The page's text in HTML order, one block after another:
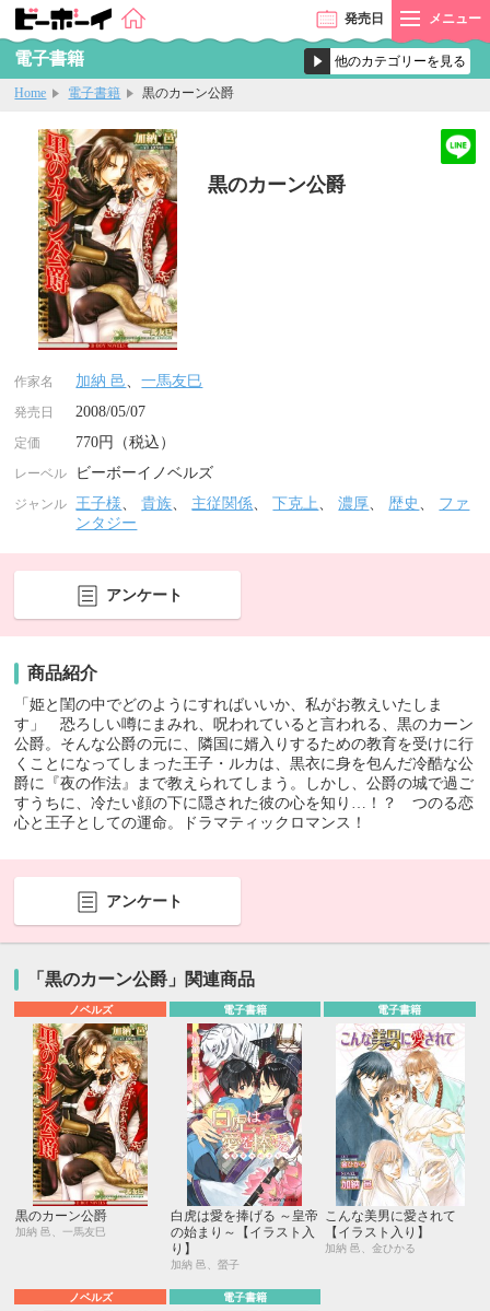
発売日 メニュー
電子書籍
Home 電子書籍 黒のカーン公爵
黒のカーン公爵
作家名 加納 邑、一馬友巳
発売日 2008/05/07
定価 770円（税込）
レーベル ビーボーイノベルズ
ジャンル 王子様、貴族、 主従関係、下克上、濃厚、 歴史 、 ファ
ンタジー
アンケート
商品紹介
「姫と閨の中でどのようにすればいいか、私がお教えいたしま
す」 恐ろしい噂にまみれ、呪われていると言われる、黒のカーン
公爵。そんな公爵の元に、隣国に婿入りするための教育を受けに行
くことになってしまった王子・ルカは、黒衣に身を包んだ冷酷な公
爵に『夜の作法』まで教えられてしまう。しかし、公爵の城で過ご
すうちに、冷たい顔の下に隠された彼の心を知り…！？ つのる恋
心と王子としての運命。ドラマティックロマンス！
アンケート
「黒のカーン公爵」関連商品
ノベルズ
黒のカーン公爵
加納 邑、一馬友巳
電子書籍
白虎は愛を捧げる ～皇帝
の始まり～【イラスト入
り】
加納 邑、螢子
電子書籍
こんな美男に愛されて
【イラスト入り】
加納 邑、金ひかる
ノベルズ 電子書籍